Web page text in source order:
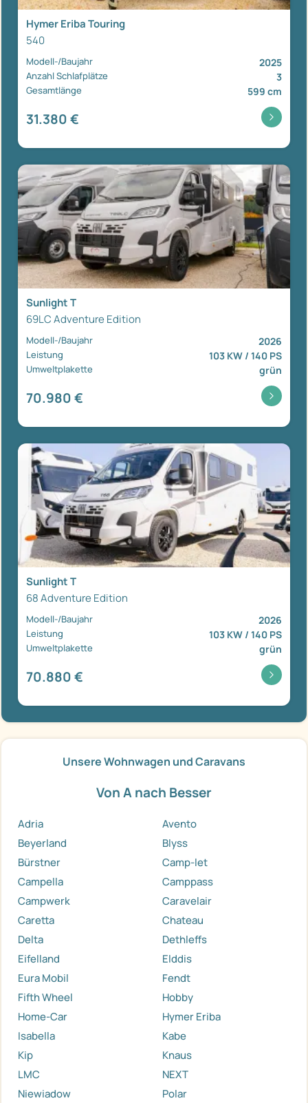
Hymer Eriba Touring
540
Modell-/Baujahr 2025
Anzahl Schlafplätze 3
Gesamtlänge 599 cm
31.380 €
Sunlight T
69LC Adventure Edition
Modell-/Baujahr 2026
Leistung 103 KW / 140 PS
Umweltplakette grün
70.980 €
Sunlight T
68 Adventure Edition
Modell-/Baujahr 2026
Leistung 103 KW / 140 PS
Umweltplakette grün
70.880 €
Unsere Wohnwagen und Caravans
Von A nach Besser
Adria
Avento
Beyerland
Blyss
Bürstner
Camp-let
Campella
Camppass
Campwerk
Caravelair
Caretta
Chateau
Delta
Dethleffs
Eifelland
Elddis
Eura Mobil
Fendt
Fifth Wheel
Hobby
Home-Car
Hymer Eriba
Isabella
Kabe
Kip
Knaus
LMC
NEXT
Niewiadow
Polar